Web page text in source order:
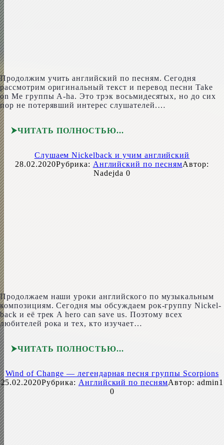
Продолжим учить английский по песням. Сегодня
рассмотрим оригинальный текст и перевод песни Take
on Me группы A‑ha. Это трэк восьмидесятых, но до сих
пор не потерявший интерес слушателей.…
ЧИТАТЬ ПОЛНОСТЬЮ
Слушаем Nickelback и учим английский
28.02.2020Рубрика: Английский по песнямАвтор:
Nadejda 0
Продолжаем наши уроки английского по музыкальным
композициям. Сегодня мы обсуждаем рок-группу Nick­el­
back и её трек A hero can save us. Поэтому всех
любителей рока и тех, кто изучает…
ЧИТАТЬ ПОЛНОСТЬЮ
Wind of Change — легендарная песня группы Scorpions
25.02.2020Рубрика: Английский по песнямАвтор: admin1
0